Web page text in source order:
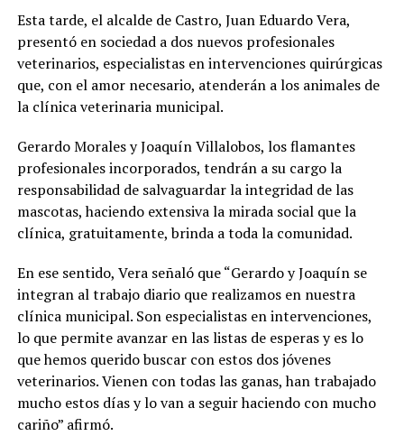
Esta tarde, el alcalde de Castro, Juan Eduardo Vera,
presentó en sociedad a dos nuevos profesionales
veterinarios, especialistas en intervenciones quirúrgicas
que, con el amor necesario, atenderán a los animales de
la clínica veterinaria municipal.
Gerardo Morales y Joaquín Villalobos, los flamantes
profesionales incorporados, tendrán a su cargo la
responsabilidad de salvaguardar la integridad de las
mascotas, haciendo extensiva la mirada social que la
clínica, gratuitamente, brinda a toda la comunidad.
En ese sentido, Vera señaló que “Gerardo y Joaquín se
integran al trabajo diario que realizamos en nuestra
clínica municipal. Son especialistas en intervenciones,
lo que permite avanzar en las listas de esperas y es lo
que hemos querido buscar con estos dos jóvenes
veterinarios. Vienen con todas las ganas, han trabajado
mucho estos días y lo van a seguir haciendo con mucho
cariño” afirmó.